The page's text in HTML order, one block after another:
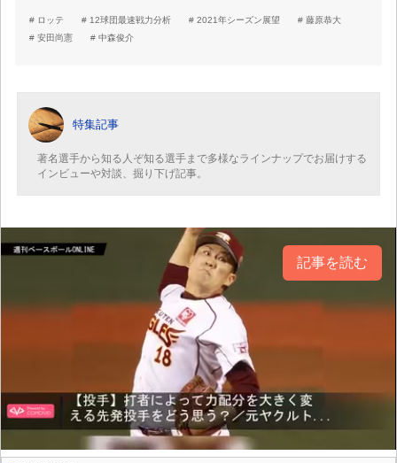
ロッテ 12球団最速戦力分析 2021年シーズン展望
藤原恭大
安田尚憲
中森俊介
特集記事
著名選手から知る人ぞ知る選手まで多様なラインナップでお届けする
インビューや対談、掘り下げ記事。
記事を読む